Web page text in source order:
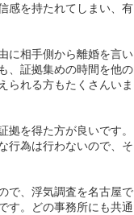
感を持たれてしまい、有
に相手側から離婚を言い
、証拠集めの時間を他の
られる方もたくさんいま
を得た方が良いです。
行為は行わないので、そ
で、浮気調査を名古屋で
す。どの事務所にも共通